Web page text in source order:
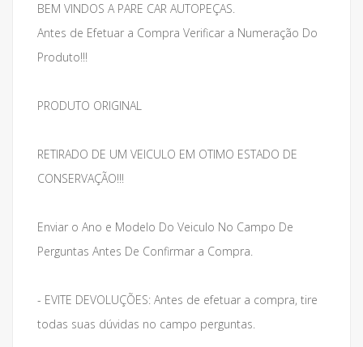
BEM VINDOS A PARE CAR AUTOPEÇAS.
Antes de Efetuar a Compra Verificar a Numeração Do
Produto!!!
PRODUTO ORIGINAL
RETIRADO DE UM VEICULO EM OTIMO ESTADO DE
CONSERVAÇÃO!!!
Enviar o Ano e Modelo Do Veiculo No Campo De
Perguntas Antes De Confirmar a Compra.
- EVITE DEVOLUÇÕES: Antes de efetuar a compra, tire
todas suas dúvidas no campo perguntas.